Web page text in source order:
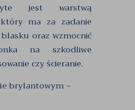
jest warstwą
który ma za zadanie
oraz wzmocnić
na szkodliwe
czy ścieranie.
brylantowym ~